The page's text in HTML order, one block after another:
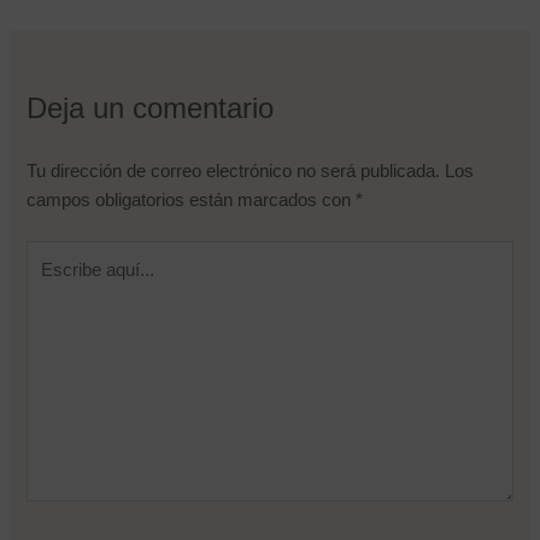
Deja un comentario
Tu dirección de correo electrónico no será publicada.
Los
campos obligatorios están marcados con *